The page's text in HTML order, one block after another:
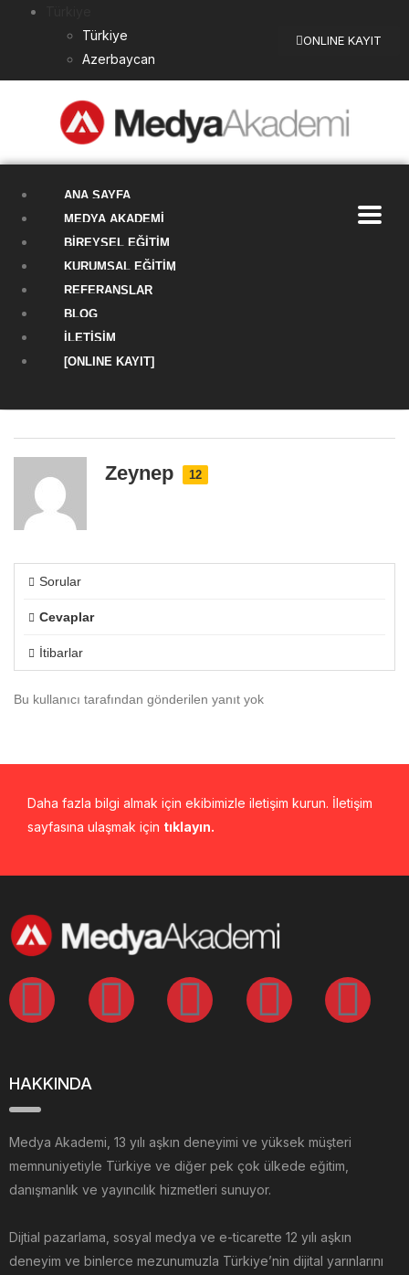
Türkiye
Azerbaycan
ONLINE KAYIT
ANA SAYFA
MEDYA AKADEMI
BIREYSEL EĞITIM
KURUMSAL EĞITIM
REFERANSLAR
BLOG
İLETIŞIM
[ONLINE KAYIT]
Zeynep 12
Sorular
Cevaplar
İtibarlar
Bu kullanıcı tarafından gönderilen yanıt yok
Daha fazla bilgi almak için ekibimizle iletişim kurun. İletişim
sayfasına ulaşmak için tıklayın.
HAKKINDA
Medya Akademi, 13 yılı aşkın deneyimi ve yüksek müşteri
memnuniyetiyle Türkiye ve diğer pek çok ülkede eğitim,
danışmanlık ve yayıncılık hizmetleri sunuyor.
Dijtial pazarlama, sosyal medya ve e-ticarette 12 yılı aşkın
deneyim ve binlerce mezunumuzla Türkiye’nin dijital yarınlarını